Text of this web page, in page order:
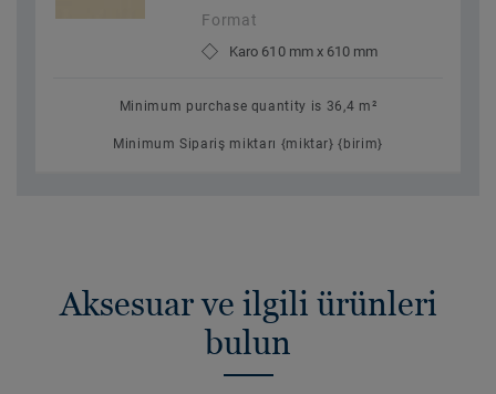
Format
Karo 610 mm x 610 mm
Minimum purchase quantity is 36,4 m²
Minimum Sipariş miktarı {miktar} {birim}
Aksesuar ve ilgili ürünleri
bulun